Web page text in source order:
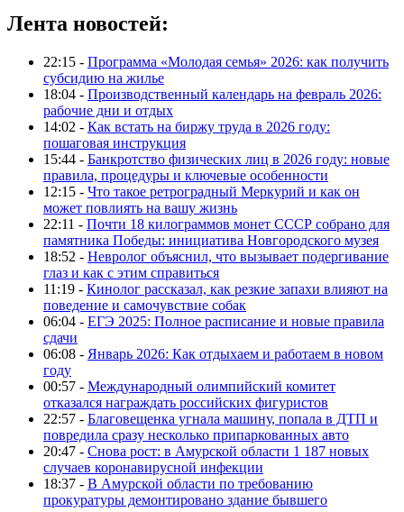
Лента новостей:
22:15 - Программа «Молодая семья» 2026: как получить
субсидию на жилье
18:04 - Производственный календарь на февраль 2026:
рабочие дни и отдых
14:02 - Как встать на биржу труда в 2026 году:
пошаговая инструкция
15:44 - Банкротство физических лиц в 2026 году: новые
правила, процедуры и ключевые особенности
12:15 - Что такое ретроградный Меркурий и как он
может повлиять на вашу жизнь
22:11 - Почти 18 килограммов монет СССР собрано для
памятника Победы: инициатива Новгородского музея
18:52 - Невролог объяснил, что вызывает подергивание
глаз и как с этим справиться
11:19 - Кинолог рассказал, как резкие запахи влияют на
поведение и самочувствие собак
06:04 - ЕГЭ 2025: Полное расписание и новые правила
сдачи
06:08 - Январь 2026: Как отдыхаем и работаем в новом
году
00:57 - Международный олимпийский комитет
отказался награждать российских фигуристов
22:57 - Благовещенка угнала машину, попала в ДТП и
повредила сразу несколько припаркованных авто
20:47 - Снова рост: в Амурской области 1 187 новых
случаев коронавирусной инфекции
18:37 - В Амурской области по требованию
прокуратуры демонтировано здание бывшего